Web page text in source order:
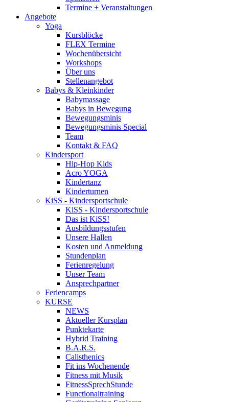
Termine + Veranstaltungen
Angebote
Yoga
Kursblöcke
FLEX Termine
Wochenübersicht
Workshops
Über uns
Stellenangebot
Babys & Kleinkinder
Babymassage
Babys in Bewegung
Bewegungsminis
Bewegungsminis Special
Team
Kontakt & FAQ
Kindersport
Hip-Hop Kids
Acro YOGA
Kindertanz
Kinderturnen
KiSS - Kindersportschule
KiSS - Kindersportschule
Das ist KiSS!
Ausbildungsstufen
Unsere Hallen
Kosten und Anmeldung
Stundenplan
Ferienregelung
Unser Team
Ansprechpartner
Feriencamps
KURSE
NEWS
Aktueller Kursplan
Punktekarte
Hybrid Training
B.A.R.S.
Calisthenics
Fit ins Wochenende
Fitness mit Musik
FitnessSprechStunde
Functionaltraining